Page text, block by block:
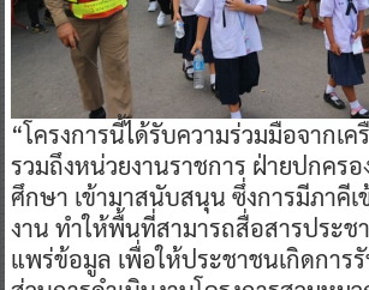
“โครงการนี้ได้รับความร่วมมือจากเ
รวมถึงหน่วยงานราชการ ฝ่ายปกครอ
ศึกษา เข้ามาสนับสนุน ซึ่งการมีภาคีเ
งาน ทำให้พื้นที่สามารถสื่อสารประช
แพร่ข้อมูล เพื่อให้ประชาชนเกิดการ